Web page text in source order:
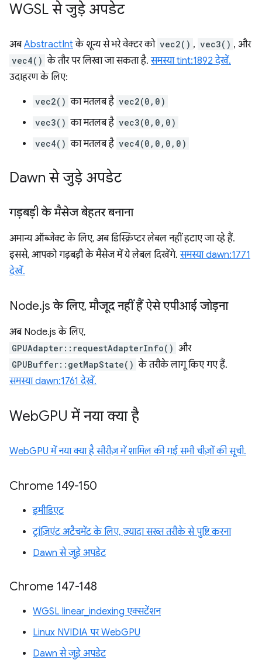
WGSL से जुड़े अपडेट
अबAbstractIntके शून्य से भरे वेक्टर को vec2() , vec3() , और
vec4() के तौर पर लिखा जा सकता है.समस्या tint:1892 देखें.
उदाहरण के लिए:
vec2() का मतलब है vec2(0,0)
vec3() का मतलब है vec3(0,0,0)
vec4() का मतलब है vec4(0,0,0,0)
Dawn से जुड़े अपडेट
गड़बड़ी के मैसेज बेहतर बनाना
अमान्य ऑब्जेक्ट के लिए, अब डिस्क्रिप्टर लेबल नहीं हटाए जा रहे हैं.
इससे, आपको गड़बड़ी के मैसेज में ये लेबल दिखेंगे.समस्या dawn:1771
देखें.
Node.js के लिए, मौजूद नहीं हैं ऐसे एपीआई जोड़ना
अब Node.js के लिए,
GPUAdapter::requestAdapterInfo() और
GPUBuffer::getMapState() के तरीके लागू किए गए हैं.
समस्या dawn:1761 देखें.
WebGPU में नया क्या है
WebGPU में नया क्या है सीरीज़ में शामिल की गई सभी चीज़ों की सूची.
Chrome 149-150
इमीडिएट
ट्रांज़िएंट अटैचमेंट के लिए, ज़्यादा सख्त तरीके से पुष्टि करना
Dawn से जुड़े अपडेट
Chrome 147-148
WGSL linear_indexing एक्सटेंशन
Linux NVIDIA पर WebGPU
Dawn से जुड़े अपडेट